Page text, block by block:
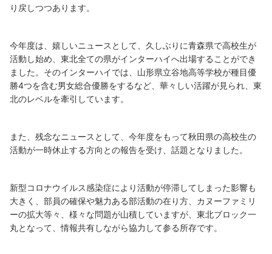
り戻しつつあります。
今年度は、嬉しいニュースとして、久しぶりに青森県で高校生が
活動し始め、東北全ての県がインターハイへ出場することができ
ました。そのインターハイでは、山形県立谷地高等学校が種目優
勝4つを含む男女総合優勝をするなど、華々しい活躍が見られ、東
北のレベルを牽引しています。
また、残念なニュースとして、今年度をもって秋田県の高校生の
活動が一時休止する方向との報告を受け、話題となりました。
新型コロナウイルス感染症により活動が停滞してしまった影響も
大きく、部員の確保や魅力ある部活動の在り方、カヌーファミリ
ーの拡大等々、様々な問題が山積していますが、東北ブロック一
丸となって、情報共有しながら協力して参る所存です。